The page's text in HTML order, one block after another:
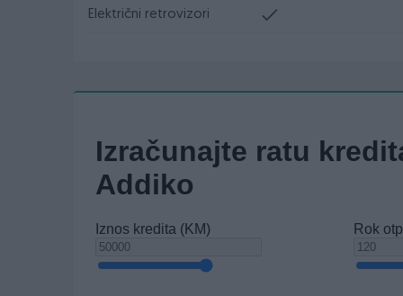
Električni retrovizori